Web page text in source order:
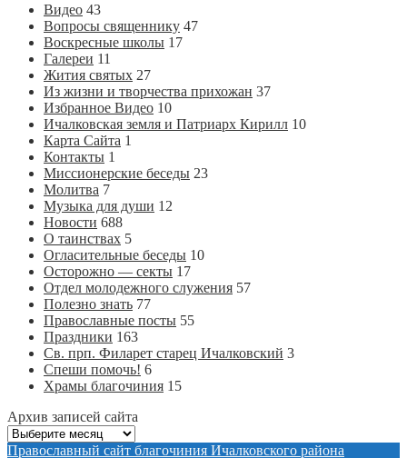
Видео 43
Вопросы священнику 47
Воскресные школы 17
Галереи 11
Жития святых 27
Из жизни и творчества прихожан 37
Избранное Видео 10
Ичалковская земля и Патриарх Кирилл 10
Карта Сайта 1
Контакты 1
Миссионерские беседы 23
Молитва 7
Музыка для души 12
Новости 688
О таинствах 5
Огласительные беседы 10
Осторожно — секты 17
Отдел молодежного служения 57
Полезно знать 77
Православные посты 55
Праздники 163
Св. прп. Филарет старец Ичалковский 3
Спеши помочь! 6
Храмы благочиния 15
Архив записей сайта
Архив
записей
Православный сайт благочиния Ичалковского района